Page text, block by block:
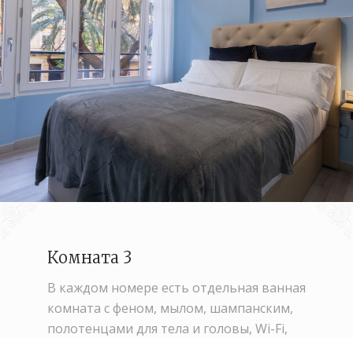
Комната 3
В каждом номере есть отдельная ванная
комната с феном, мылом, шампанским,
полотенцами для тела и головы, Wi-Fi,